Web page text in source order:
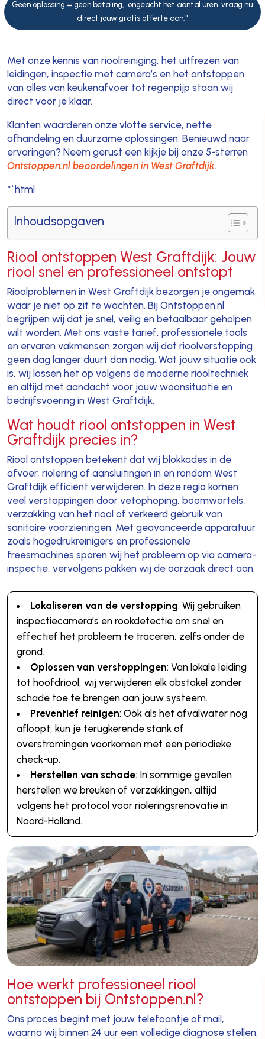
Geen oplossing = geen betaling, ongeacht het aantal uren. vraag nu
direct jouw gratis offerte aan."
Met onze kennis van rioolreiniging, het uitfrezen van
leidingen, inspectie met camera’s en het ontstoppen
van alles van keukenafvoer tot regenpijp staan wij
direct voor je klaar.
Klanten waarderen onze vlotte service, nette
afhandeling en duurzame oplossingen. Benieuwd naar
ervaringen? Neem gerust een kijkje bij onze 5-sterren
Ontstoppen.nl beoordelingen in West Graftdijk.
“`html
Inhoudsopgaven
Riool ontstoppen West Graftdijk: Jouw
riool snel en professioneel ontstopt
Rioolproblemen in West Graftdijk bezorgen je ongemak
waar je niet op zit te wachten. Bij Ontstoppen.nl
begrijpen wij dat je snel, veilig en betaalbaar geholpen
wilt worden. Met ons vaste tarief, professionele tools
en ervaren vakmensen zorgen wij dat rioolverstopping
geen dag langer duurt dan nodig. Wat jouw situatie ook
is, wij lossen het op volgens de moderne riooltechniek
en altijd met aandacht voor jouw woonsituatie en
bedrijfsvoering in West Graftdijk.
Wat houdt riool ontstoppen in West
Graftdijk precies in?
Riool ontstoppen betekent dat wij blokkades in de
afvoer, riolering of aansluitingen in en rondom West
Graftdijk efficiënt verwijderen. In deze regio komen
veel verstoppingen door vetophoping, boomwortels,
verzakking van het riool of verkeerd gebruik van
sanitaire voorzieningen. Met geavanceerde apparatuur
zoals hogedrukreinigers en professionele
freesmachines sporen wij het probleem op via camera-
inspectie, vervolgens pakken wij de oorzaak direct aan.
Lokaliseren van de verstopping: Wij gebruiken
inspectiecamera’s en rookdetectie om snel en
effectief het probleem te traceren, zelfs onder de
grond.
Oplossen van verstoppingen: Van lokale leiding
tot hoofdriool, wij verwijderen elk obstakel zonder
schade toe te brengen aan jouw systeem.
Preventief reinigen: Ook als het afvalwater nog
afloopt, kun je terugkerende stank of
overstromingen voorkomen met een periodieke
check-up.
Herstellen van schade: In sommige gevallen
herstellen we breuken of verzakkingen, altijd
volgens het protocol voor rioleringsrenovatie in
Noord-Holland.
Hoe werkt professioneel riool
ontstoppen bij Ontstoppen.nl?
Ons proces begint met jouw telefoontje of mail,
waarna wij binnen 24 uur een volledige diagnose stellen.